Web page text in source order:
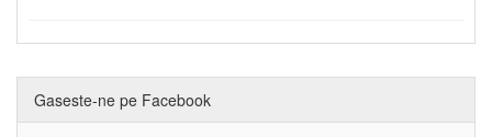
Gaseste-ne pe Facebook